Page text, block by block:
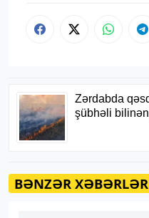
BƏNZƏR XƏBƏRLƏR